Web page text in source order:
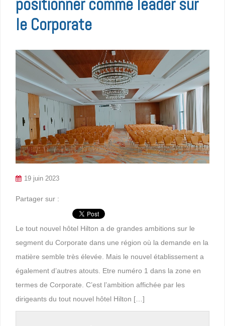
positionner comme leader sur
le Corporate
19 juin 2023
Partager sur :
Le tout nouvel hôtel Hilton a de grandes ambitions sur le
segment du Corporate dans une région où la demande en la
matière semble très élevée. Mais le nouvel établissement a
également d’autres atouts. Etre numéro 1 dans la zone en
termes de Corporate. C’est l’ambition affichée par les
dirigeants du tout nouvel hôtel Hilton […]